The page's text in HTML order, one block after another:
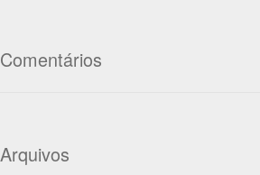
Comentários
Arquivos